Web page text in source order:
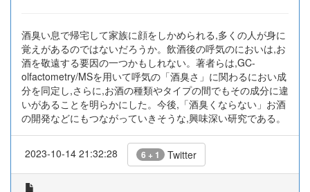
酒臭い息で帰宅して家族に顔をしかめられる,多くの人が身に
覚えがあるのではないだろうか。飲酒後の呼気のにおいは,お
酒を敬遠する要因の一つかもしれない。著者らは,GC-
olfactometry/MSを用いて呼気の「酒臭さ」に関わるにおい成
分を同定し,さらに,お酒の種類やタイプの間でもその成分に違
いがあることを明らかにした。今後,「酒臭くならない」お酒
の開発などにもつながっていきそうな,興味深い研究である。
2023-10-14 21:32:28 6 + 1 Twitter